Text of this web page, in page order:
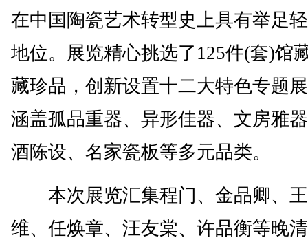
在中国陶瓷艺术转型史上具有举足
地位。展览精心挑选了125件(套)馆
藏珍品，创新设置十二大特色专题
涵盖孤品重器、异形佳器、文房雅
酒陈设、名家瓷板等多元品类。
本次展览汇集程门、金品卿、
维、任焕章、汪友棠、许品衡等晚